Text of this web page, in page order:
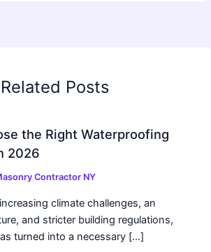
Related Posts
the Right Waterproofing
2026
Contractor NY
climate challenges, an
and stricter building regulations,
turned into a necessary […]